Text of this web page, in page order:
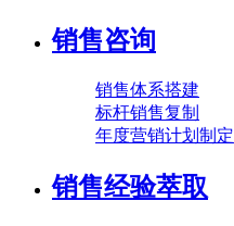
销售咨询
销售体系搭建
标杆销售复制
年度营销计划制定
销售经验萃取